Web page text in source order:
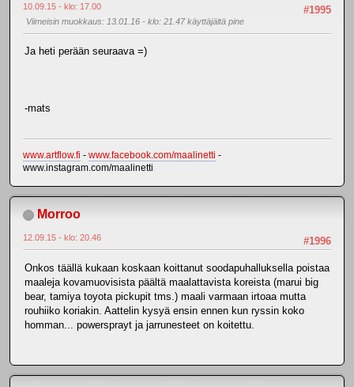
#1995
10.09.15 - klo: 17.00
Viimeisin muokkaus: 13.01.16 - klo: 21.47 käyttäjältä pine
Ja heti perään seuraava =)
-mats
www.artflow.fi - www.facebook.com/maalinetti -
www.instagram.com/maalinetti
Morroo
#1996
12.09.15 - klo: 20.46
Onkos täällä kukaan koskaan koittanut soodapuhalluksella poistaa
maaleja kovamuovisista päältä maalattavista koreista (marui big
bear, tamiya toyota pickupit tms.) maali varmaan irtoaa mutta
rouhiiko koriakin. Aattelin kysyä ensin ennen kun ryssin koko
homman... powersprayt ja jarrunesteet on koitettu.